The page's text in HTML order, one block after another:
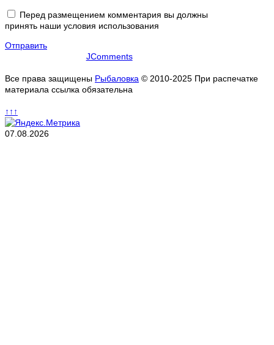
Перед размещением комментария вы должны
принять наши условия использования
Отправить
JComments
Все права защищены Рыбаловка © 2010-2025 При распечатке
материала ссылка обязательна
↑↑↑
07.08.2026